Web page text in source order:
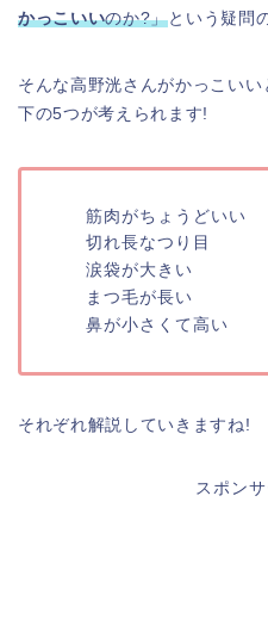
かっこいいのか?」という疑問
そんな高野洸さんがかっこい
下の5つが考えられます!
筋肉がちょうどいい
切れ長なつり目
涙袋が大きい
まつ毛が長い
鼻が小さくて高い
それぞれ解説していきますね!
スポン